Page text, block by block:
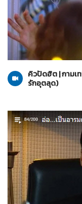
20-03-2560
คิวปัดฮิต | กามเ
รักอุตลุด)